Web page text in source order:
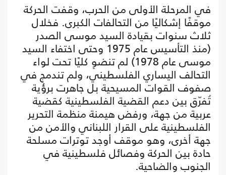
في المرحلة الأولى من الحرب، وقفت الحركة
موقفًا إشكاليًا من التحالفات الكبرى. فخلال
ثلاث سنوات بقيادة السيد موسى الصدر
(منذ التأسيس عام 1975 وحتى اختفاء السيد
موسى عام 1978) لم تنضوِ كليًا تحت لواء
التحالف اليساري الفلسطيني، ولم تندمج في
صفوف القوات المسيحية بل جاهرت برؤية
تُفرّق بين دعم القضية الفلسطينية كقضية
عربية من جهة، ورفض هيمنة منظمة التحرير
الفلسطينية على القرار اللبناني والأمن من
جهة أخرى، وهو موقف أوجد توترات مسلحة
حادة بين الحركة وفصائل فلسطينية في
الجنوب والضاحية.